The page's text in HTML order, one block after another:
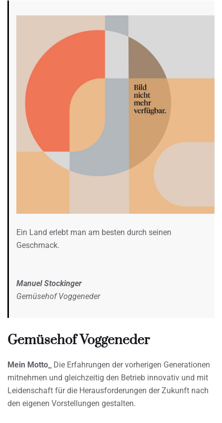
Ein Land erlebt man am besten durch seinen
Geschmack.
Manuel Stockinger
Gemüsehof Voggeneder
Gemüsehof Voggeneder
Mein Motto_
Die Erfahrungen der vorherigen Generationen
mitnehmen und gleichzeitig den Betrieb innovativ und mit
Leidenschaft für die Herausforderungen der Zukunft nach
den eigenen Vorstellungen gestalten.